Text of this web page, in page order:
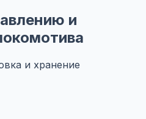
и
и хранение